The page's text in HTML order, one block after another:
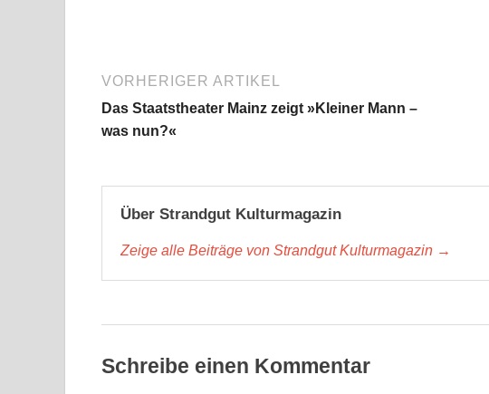
VORHERIGER ARTIKEL
Das Staatstheater Mainz zeigt »Kleiner Mann –
was nun?«
Über Strandgut Kulturmagazin
Zeige alle Beiträge von Strandgut Kulturmagazin →
Schreibe einen Kommentar